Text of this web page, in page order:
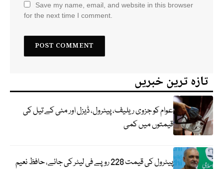
Save my name, email, and website in this browser
for the next time I comment.
تازہ ترین خبریں
عوام کو جزوی ریلیف، پیٹرول، ڈیزل اور مٹی کے تیل کی
قیمتوں میں کمی
پیٹرول کی قیمت 228 روپے فی لیٹر کی جائے، حافظ نعیم